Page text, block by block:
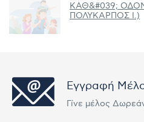
ΚΑΘ&#039;
ΠΟΛΥΚΑΡΠΟΣ Ι.)
Εγγραφή
Γίνε μέλος